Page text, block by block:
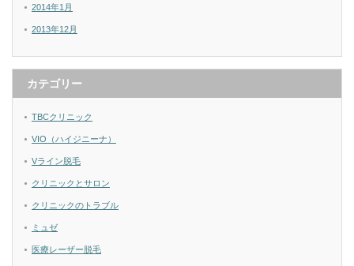
2014年1月
2013年12月
カテゴリー
TBCクリニック
VIO（ハイジニーナ）
Vライン脱毛
クリニックとサロン
クリニックのトラブル
ミュゼ
医療レーザー脱毛